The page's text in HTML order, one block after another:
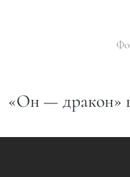
«Он — дракон»